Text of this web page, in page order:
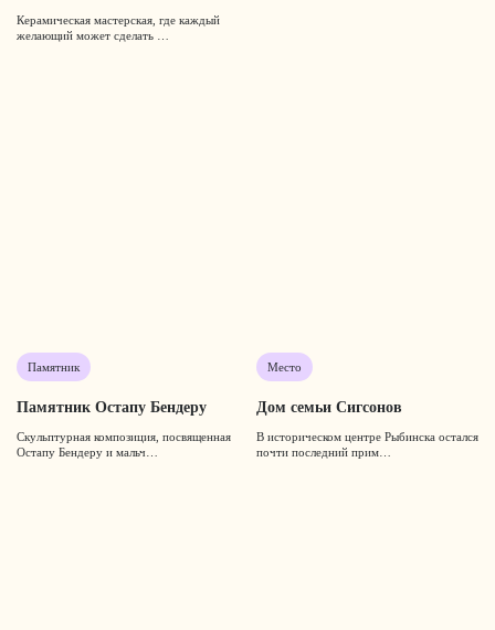
Керамическая мастерская, где каждый
желающий может сделать …
Памятник
Памятник Остапу Бендеру
Скульптурная композиция, посвященная
Остапу Бендеру и мальч…
Место
Дом семьи Сигсонов
В историческом центре Рыбинска остался
почти последний прим…